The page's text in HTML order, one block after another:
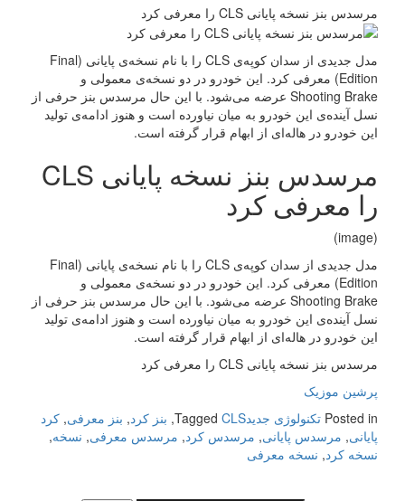
مرسدس بنز نسخه پایانی CLS‌ را معرفی کرد
مدل جدیدی از سدان کوپه‌ی CLS را با نام نسخه‌ی پایانی (Final
Edition) معرفی کرد. این خودرو در دو نسخه‌ی معمولی و
Shooting Brake عرضه می‌شود. با این حال مرسدس بنز حرفی از
نسل آینده‌ی این خودرو به میان نیاورده است و هنوز ادامه‌ی تولید
این خودرو در هاله‌ای از ابهام قرار گرفته است.
را معرفی کرد
(image)
مدل جدیدی از سدان کوپه‌ی CLS را با نام نسخه‌ی پایانی (Final
Edition) معرفی کرد. این خودرو در دو نسخه‌ی معمولی و
Shooting Brake عرضه می‌شود. با این حال مرسدس بنز حرفی از
نسل آینده‌ی این خودرو به میان نیاورده است و هنوز ادامه‌ی تولید
این خودرو در هاله‌ای از ابهام قرار گرفته است.
مرسدس بنز نسخه پایانی CLS‌ را معرفی کرد
پرشین موزیک
Posted in تکنولوژی جدید Tagged CLS‌
, بنز کرد, بنز معرفی, کرد
پایانی, مرسدس پایانی, مرسدس کرد, مرسدس معرفی, نسخه,
نسخه کرد, نسخه معرفی